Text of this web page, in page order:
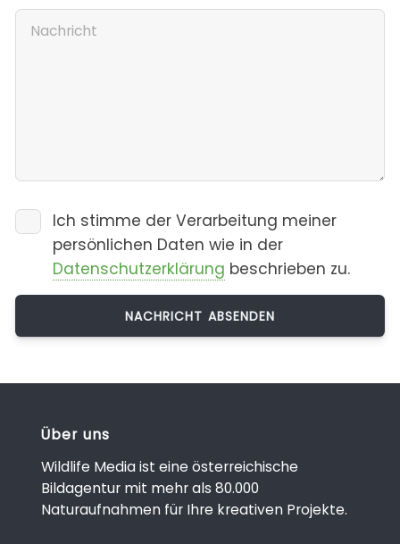
Ich stimme der Verarbeitung meiner
persönlichen Daten wie in der
Datenschutzerklärung beschrieben zu.
Über uns
Wildlife Media ist eine österreichische
Bildagentur mit mehr als 80.000
Naturaufnahmen für Ihre kreativen Projekte.